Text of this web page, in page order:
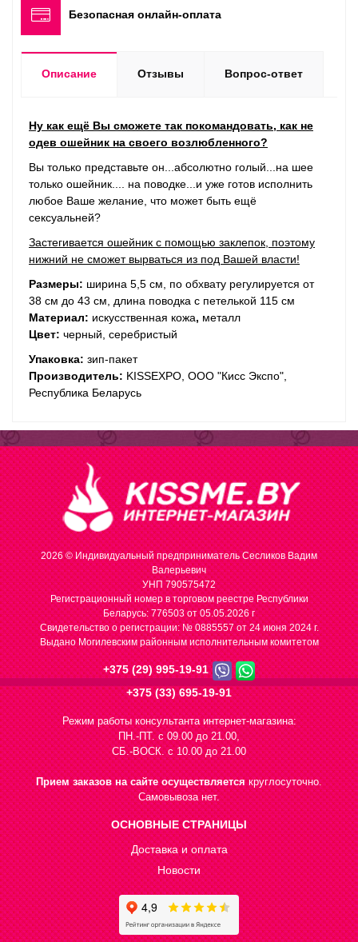
Безопасная онлайн-оплата
Описание Отзывы Вопрос-ответ
Ну как ещё Вы сможете так покомандовать, как не
одев ошейник на своего возлюбленного?
Вы только представьте он...абсолютно голый...на шее
только ошейник.... на поводке...и уже готов исполнить
любое Ваше желание, что может быть ещё
сексуальней?
Застегивается ошейник с помощью заклепок, поэтому
нижний не сможет вырваться из под Вашей власти!
Размеры: ширина 5,5 см, по обхвату регулируется от
38 см до 43 см, длина поводка с петелькой 115 см
Материал: искусственная кожа, металл
Цвет: черный, серебристый
Упаковка: зип-пакет
Производитель: KISSEXPO, ОOО "Кисс Экспо",
Республика Беларусь
2026 © Индивидуальный предприниматель Сесликов Вадим
Валерьевич
УНП 790575472
Регистрационный номер в торговом реестре Республики
Беларусь: 776503 от 05.05.2026 г
Cвидетельство о регистрации: № 0885557 от 24 июня 2024 г.
Выдано Могилевским районным исполнительным комитетом
+375 (29) 995-19-91
+375 (33) 695-19-91
Режим работы консультанта интернет-магазина:
ПН.-ПТ. с 09.00 до 21.00,
СБ.-ВОСК. с 10.00 до 21.00
Прием заказов на сайте осуществляетсякруглосуточно.
Самовывоза нет.
ОСНОВНЫЕ СТРАНИЦЫ
Доставка и оплата
Новости